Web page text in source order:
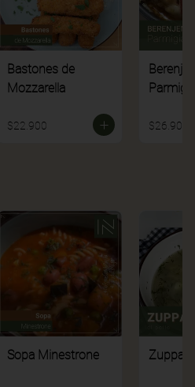
Bastones de
Mozzarella
$22.900 $26.900
Sopa Minestrone Zuppa